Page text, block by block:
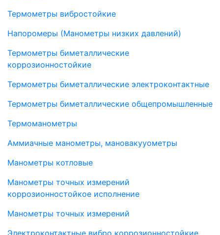
Термометры вибростойкие
Напоромеры (Манометры низких давлений)
Термометры биметаллические
коррозионностойкие
Термометры биметаллические электроконтактные
Термометры биметаллические общепромышленные
Термоманометры
Аммиачные манометры, мановакууометры
Манометры котловые
Манометры точных измерений
коррозионностойкое исполнение
Манометры точных измерений
Электроконтактные вибро коррозионностойкие